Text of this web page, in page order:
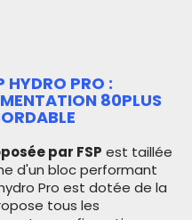
HYDRO PRO :
80PLUS
par FSP est taillée
d'un bloc performant
Pro est dotée de la
tous les